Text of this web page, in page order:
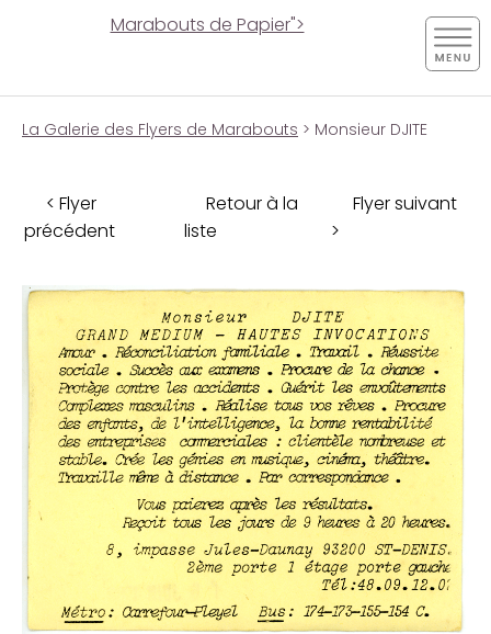
Marabouts de Papier">
La Galerie des Flyers de Marabouts > Monsieur DJITE
< Flyer
précédent
Retour à la
liste
Flyer suivant
>